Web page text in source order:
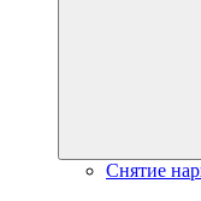
Снятие